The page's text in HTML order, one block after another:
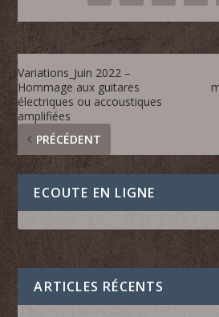
Variations_Juin 2022 –
Hommage aux guitares
électriques ou accoustiques
amplifiées
PRÉCÉDENT
ECOUTE EN LIGNE
ARTICLES RÉCENTS